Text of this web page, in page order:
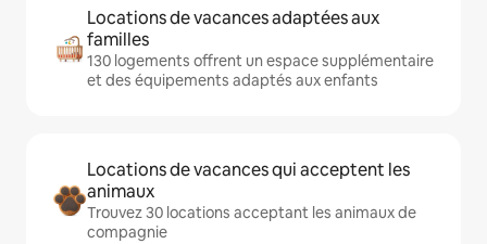
Locations de vacances adaptées aux
familles
130 logements offrent un espace supplémentaire
et des équipements adaptés aux enfants
Locations de vacances qui acceptent les
animaux
Trouvez 30 locations acceptant les animaux de
compagnie